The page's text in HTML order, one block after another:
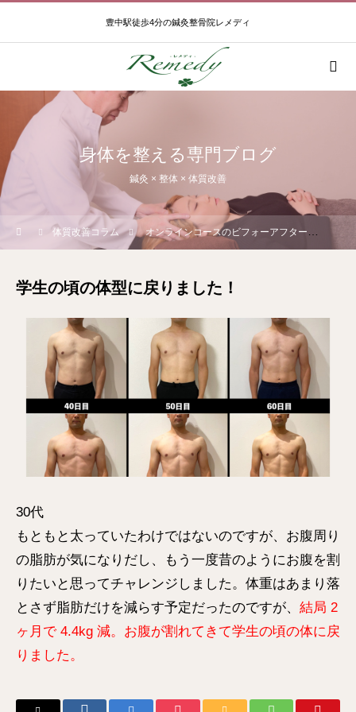
豊中駅徒歩4分の鍼灸整骨院レメディ
身体を整える専門ブログ
鍼灸 × 整体 × 体質改善
体質改善コラム オンラインコースのビフォーアフター
学生の頃の体型に戻りました！
30代
もともと太っていたわけではないのですが、お腹周り
の脂肪が気になりだし、もう一度昔のようにお腹を割
りたいと思ってチャレンジしました。体重はあまり落
とさず脂肪だけを減らす予定だったのですが、 結局 2
ヶ月で 4.4kg 減。お腹が割れてきて学生の頃の体に戻
りました。